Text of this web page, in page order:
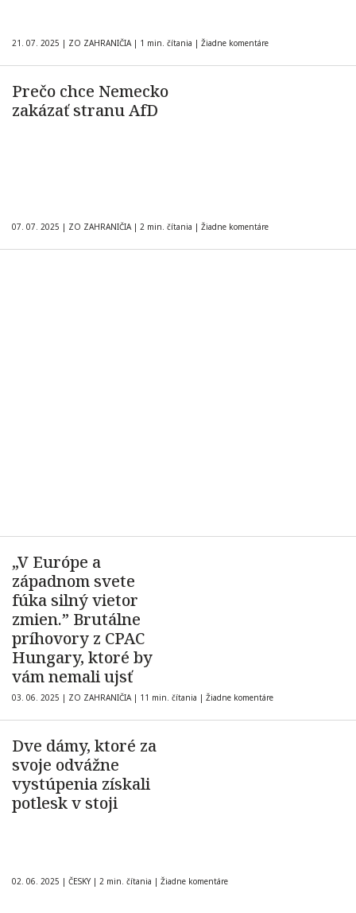
21. 07. 2025 | ZO ZAHRANIČIA | 1 min. čítania | Žiadne komentáre
Prečo chce Nemecko
zakázať stranu AfD
07. 07. 2025 | ZO ZAHRANIČIA | 2 min. čítania | Žiadne komentáre
„V Európe a
západnom svete
fúka silný vietor
zmien.” Brutálne
príhovory z CPAC
Hungary, ktoré by
vám nemali ujsť
03. 06. 2025 | ZO ZAHRANIČIA | 11 min. čítania | Žiadne komentáre
Dve dámy, ktoré za
svoje odvážne
vystúpenia získali
potlesk v stoji
02. 06. 2025 | ČESKY | 2 min. čítania | Žiadne komentáre